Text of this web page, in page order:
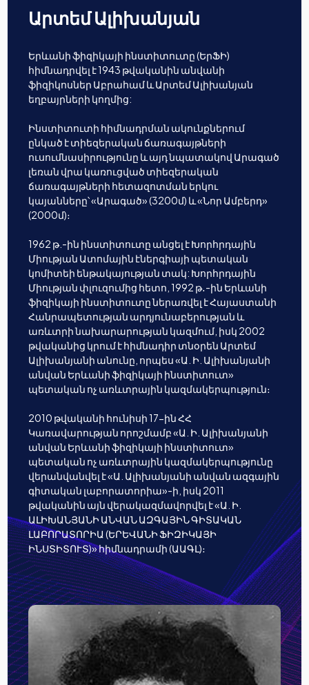
Արտեմ Ալիխանյան
Երևանի ֆիզիկայի ինստիտուտը (ԵրՖԻ)
հիմնադրվել է 1943 թվականին անվանի
ֆիզիկոսներ Աբրահամ և Արտեմ Ալիխանյան
եղբայրների կողմից:
Ինստիտուտի հիմնադրման ակունքներում
ընկած է տիեզերական ճառագայթների
ուսումնասիրությունը և այդ նպատակով Արագած
լեռան վրա կառուցված տիեզերական
ճառագայթների հետազոտման երկու
կայանները՝ «Արագած» (3200մ) և «Նոր Ամբերդ»
(2000մ)։
1962 թ.-ին ինստիտուտը անցել է Խորհրդային
Միության Ատոմային էներգիայի պետական
կոմիտեի ենթակայության տակ: Խորհրդային
Միության փլուզումից հետո, 1992 թ․-ին Երևանի
ֆիզիկայի ինստիտուտը ներառվել է Հայաստանի
Հանրապետության արդյունաբերության և
առևտրի նախարարության կազմում, իսկ 2002
թվականից կրում է հիմնադիր տնօրեն Արտեմ
Ալիխանյանի անունը, որպես «Ա. Ի. Ալիխանյանի
անվան Երևանի ֆիզիկայի ինստիտուտ»
պետական ոչ առևտրային կազմակերպություն։
2010 թվականի հունիսի 17-ին ՀՀ
Կառավարության որոշմամբ «Ա. Ի. Ալիխանյանի
անվան Երևանի ֆիզիկայի ինստիտուտ»
պետական ոչ առևտրային կազմակերպությունը
վերանվանվել է «Ա. Ալիխանյանի անվան ազգային
գիտական լաբորատորիա»-ի, իսկ 2011
թվականին այն վերակազմավորվել է «Ա. Ի.
ԱԼԻԽԱՆՅԱՆԻ ԱՆՎԱՆ ԱԶԳԱՅԻՆ ԳԻՏԱԿԱՆ
ԼԱԲՈՐԱՏՈՐԻԱ (ԵՐԵՎԱՆԻ ՖԻԶԻԿԱՅԻ
ԻՆՍՏԻՏՈՒՏ)» հիմնադրամի (ԱԱԳԼ)։